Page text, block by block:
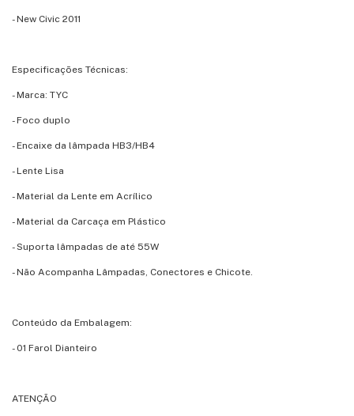
- New Civic 2011
Especificações Técnicas:
- Marca: TYC
- Foco duplo
- Encaixe da lâmpada HB3/HB4
- Lente Lisa
- Material da Lente em Acrílico
- Material da Carcaça em Plástico
- Suporta lâmpadas de até 55W
- Não Acompanha Lâmpadas, Conectores e Chicote.
Conteúdo da Embalagem:
- 01 Farol Dianteiro
ATENÇÃO